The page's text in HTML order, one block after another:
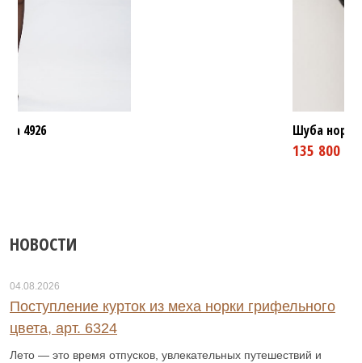
4926 Шуба
НОВОСТИ
04.08.2026
Поступление курток из меха норки грифельного
цвета, арт. 6324
Лето — это время отпусков, увлекательных путешествий и